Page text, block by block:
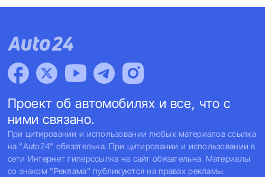
Проект об автомобилях и все, что с
ними связано.
При цитировании и использовании любых материалов ссылка
на "Auto24" обязательна. При цитировании и использовании в
сети Интернет гиперссылка на сайт обязательна. Материалы
со знаком "Реклама" публикуются на правах рекламы.